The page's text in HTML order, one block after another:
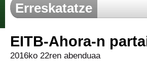
Erreskatatze
EITB-Ahora-n
2016ko 22ren abenduaa